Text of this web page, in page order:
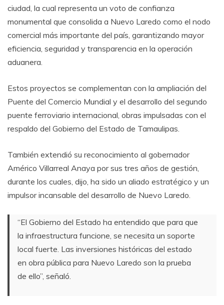
ciudad, la cual representa un voto de confianza
monumental que consolida a Nuevo Laredo como el nodo
comercial más importante del país, garantizando mayor
eficiencia, seguridad y transparencia en la operación
aduanera.
Estos proyectos se complementan con la ampliación del
Puente del Comercio Mundial y el desarrollo del segundo
puente ferroviario internacional, obras impulsadas con el
respaldo del Gobierno del Estado de Tamaulipas.
También extendió su reconocimiento al gobernador
Américo Villarreal Anaya por sus tres años de gestión,
durante los cuales, dijo, ha sido un aliado estratégico y un
impulsor incansable del desarrollo de Nuevo Laredo.
“El Gobierno del Estado ha entendido que para que
la infraestructura funcione, se necesita un soporte
local fuerte. Las inversiones históricas del estado
en obra pública para Nuevo Laredo son la prueba
de ello”, señaló.